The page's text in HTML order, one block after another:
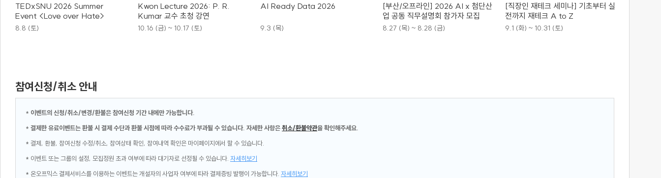
TEDxSNU 2026 Summer
Event <Love over Hate>
8.8 (토)
Kwon Lecture 2026: P. R.
Kumar 교수 초청 강연
10.16 (금) ~ 10.17 (토)
AI Ready Data 2026
9.3 (목)
[부산/오프라인] 2026 AI x 첨단산
업 공동 직무설명회 참가자 모집
8.27 (목) ~ 8.28 (금)
[직장인 재테크 세미나] 기초부터 실
전까지 재테크 A to Z
9.1 (화) ~ 10.31 (토)
참여신청/취소 안내
* 이벤트의 신청/취소/변경/환불은 참여신청 기간 내에만 가능합니다.
* 결제한 유료이벤트는 환불 시 결제 수단과 환불 시점에 따라 수수료가 부과될 수 있습니다. 자세한 사항은취소/환불약관을 확인해주세요.
* 결제, 환불, 참여신청 수정/취소, 참여상태 확인, 참여내역 확인은 마이페이지에서 할 수 있습니다.
* 이벤트 또는 그룹의 설정, 모집정원 초과 여부에 따라 대기자로 선정될 수 있습니다. 자세히보기
* 온오프믹스 결제서비스를 이용하는 이벤트는 개설자의 사업자 여부에 따라 결제증빙 발행이 가능합니다. 자세히보기